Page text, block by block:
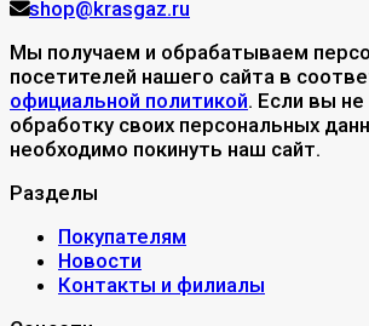
shop@krasgaz.ru
Мы получаем и обрабатываем
посетителей нашего сайта в
официальной политикой. Если вы не
обработку своих персональных
необходимо покинуть наш сайт.
Разделы
Покупателям
Новости
Контакты и филиалы